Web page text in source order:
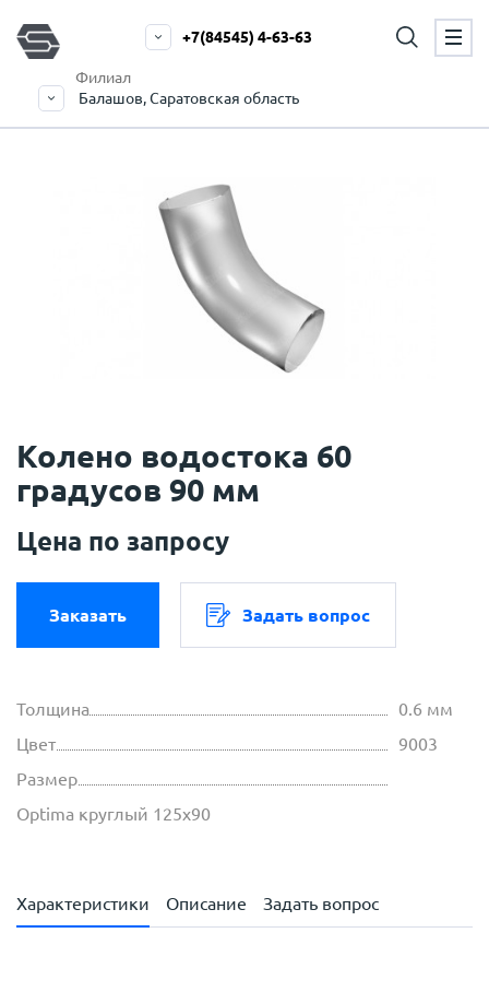
Филиал
Балашов, Саратовская область
+7(84545) 4-63-63
Колено водостока 60
градусов 90 мм
Цена по запросу
Заказать Задать вопрос
Толщина
0.6 мм
Цвет
9003
Размер
Optima круглый 125х90
Характеристики Описание Задать вопрос